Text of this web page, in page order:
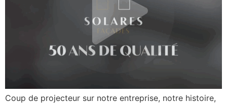
Coup de projecteur sur notre entreprise, notre histoire,